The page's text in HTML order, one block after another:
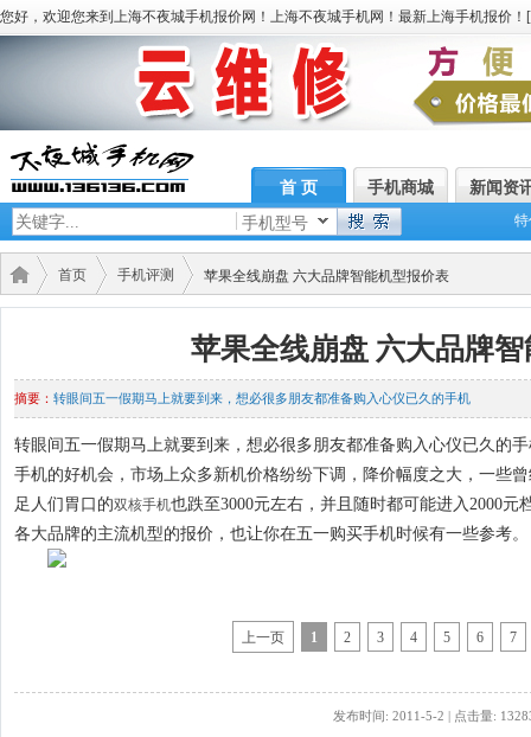
您好，欢迎您来到上海不夜城手机报价网！上海不夜城手机网！最新上海手机报价！[
首 页 手机商城
新闻资
手机型号
首页 手机评测 苹果全线崩盘 六大品牌智能机型报价表
苹果全线崩盘 六大品牌
摘要： 转眼间五一假期马上就要到来，想必很多朋友都准备购入心仪已久的手机
转眼间五一假期马上就要到来，想必很多朋友都准备购入心仪已久的
手机的好机会，市场上众多新机价格纷纷下调，降价幅度之大，一些
足人们胃口的双核手机也跌至3000元左右，并且随时都可能进入2000
各大品牌的主流机型的报价，也让你在五一购买手机时候有一些参考。
上一页 1 2 3 4 5 6 7
发布时间: 2011-5-2 | 点击量: